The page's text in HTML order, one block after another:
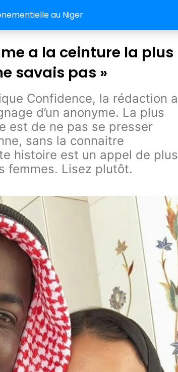
au Niger
a la ceinture la plus
savais pas »
Confidence, la rédaction a
d’un anonyme. La plus
est de ne pas se presser
sans la connaitre
histoire est un appel de plus
femmes. Lisez plutôt.